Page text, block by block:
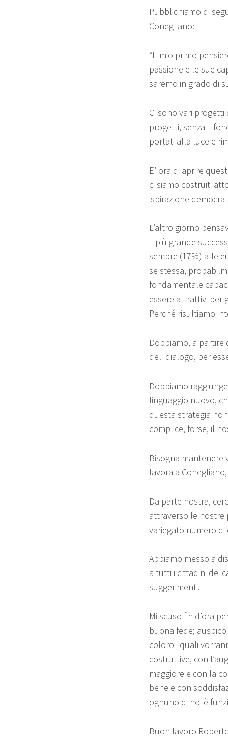
Pubblichiamo di
Conegliano:
“Il mio primo
passione e le sue
saremo in grado di
Ci sono vari
progetti, senza il
portati alla luce e
E’ ora di aprire
ci siamo costruiti
ispirazione
L’altro giorno
il più grande
sempre (17%) alle
se stessa,
fondamentale
essere attrattivi per
Perché risultiamo
Dobbiamo, a
del dialogo, per
Dobbiamo
linguaggio nuovo,
questa strategia
complice, forse, il
Bisogna mantenere
lavora a
Da parte nostra,
attraverso le nostre
variegato numero
Abbiamo messo a
a tutti i cittadini dei
suggerimenti.
Mi scuso fin d’ora
buona fede;
coloro i quali
costruttive, con
maggiore e con la
bene e con
ognuno di noi è
Buon lavoro